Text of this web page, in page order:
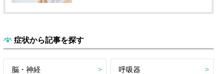
症状から記事を探す
脳・神経 呼吸器